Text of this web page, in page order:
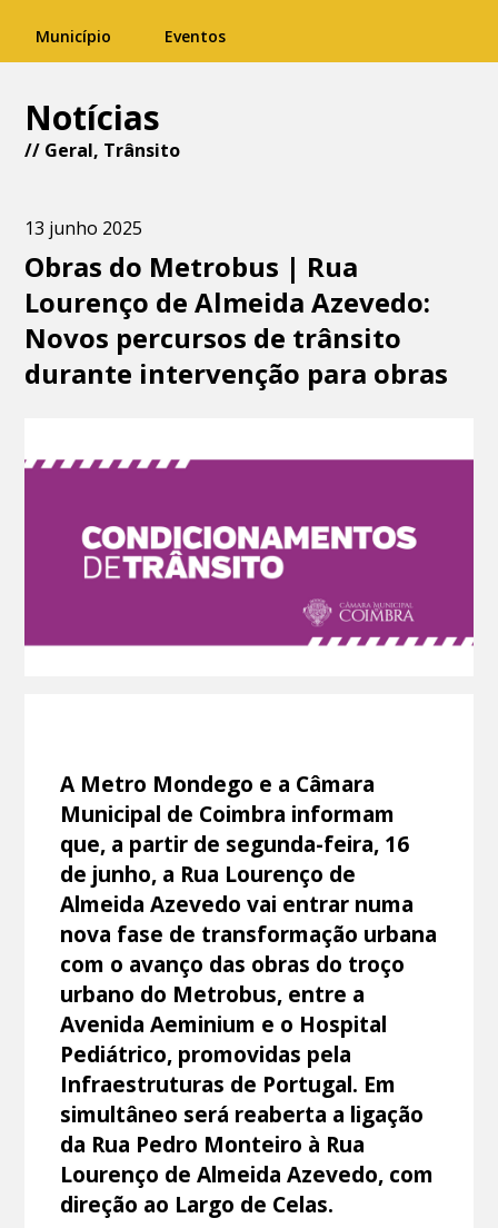
Município Eventos
Notícias
// Geral, Trânsito
13 junho 2025
Obras do Metrobus | Rua
Lourenço de Almeida Azevedo:
Novos percursos de trânsito
durante intervenção para obras
A Metro Mondego e a Câmara
Municipal de Coimbra informam
que, a partir de segunda-feira, 16
de junho, a Rua Lourenço de
Almeida Azevedo vai entrar numa
nova fase de transformação urbana
com o avanço das obras do troço
urbano do Metrobus, entre a
Avenida Aeminium e o Hospital
Pediátrico, promovidas pela
Infraestruturas de Portugal. Em
simultâneo será reaberta a ligação
da Rua Pedro Monteiro à Rua
Lourenço de Almeida Azevedo, com
direção ao Largo de Celas.